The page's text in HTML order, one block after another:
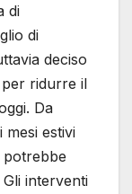
di
di
deciso
ridurre il
Da
mesi estivi
potrebbe
interventi